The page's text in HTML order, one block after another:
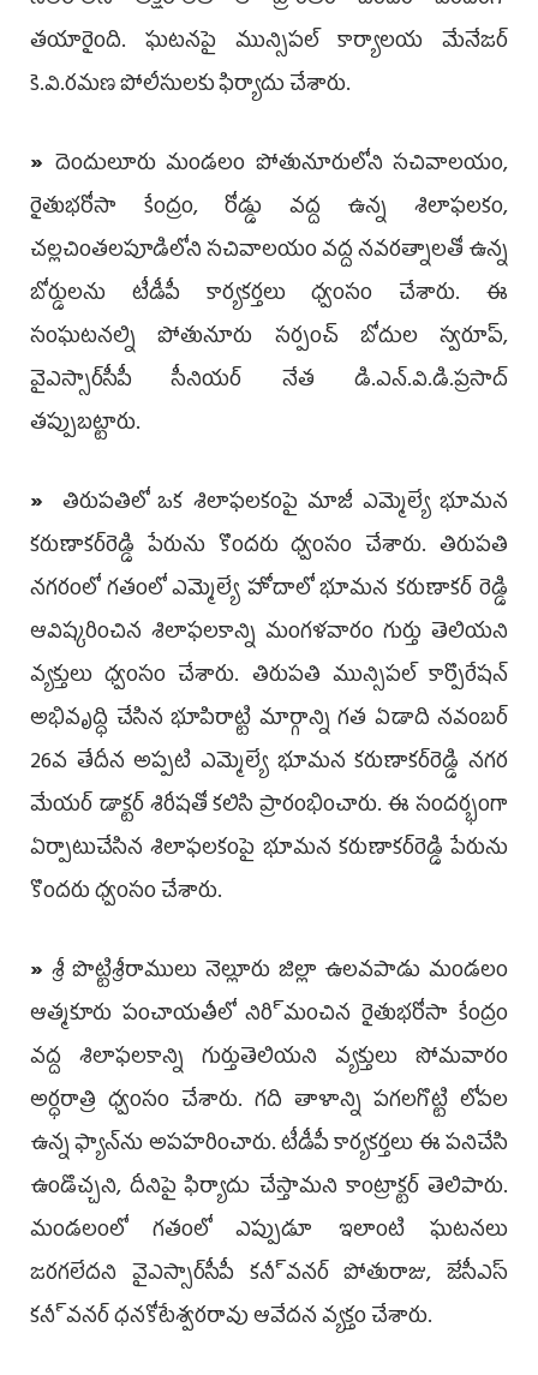
తయారైంది. ఘటనపై మున్సిపల్‌ కార్యా­ల­య మేనేజర్‌
కె.వి.రమణ పోలీసులకు ఫిర్యా­దు చేశారు.
» దెందులూరు మండలం పోతునూరులోని సచివాలయం,
రైతుభరోసా కేంద్రం, రోడ్డు వద్ద ఉన్న శిలాఫలకం,
చల్లచింతలపూడిలోని సచివాలయం వద్ద నవరత్నాలతో ఉన్న
బోర్డులను టీడీపీ కార్యకర్తలు ధ్వంసం చేశారు. ఈ
సంఘటనల్ని పోతునూరు సర్పంచ్‌ బోదుల స్వరూప్,
వైఎస్సార్‌సీపీ సీనియర్‌ నేత డి.ఎన్‌.వి.డి.ప్రసాద్‌
తప్పుబట్టారు.
» తిరుపతిలో ఒక శిలాఫలకంపై మాజీ ఎమ్మెల్యే భూమన
కరుణాకర్‌రెడ్డి పేరును కొందరు ధ్వంసం చేశారు. తిరుపతి
నగరంలో గతంలో ఎమ్మెల్యే హోదాలో భూమన కరుణాకర్‌ రెడ్డి
ఆవిష్కరించిన శిలాఫలకాన్ని మంగళవారం గుర్తు తెలియని
వ్యక్తులు ధ్వంసం చేశారు. తిరుపతి మున్సిపల్‌ కార్పొరేషన్‌
అభివృద్ధి చేసిన భూపిరాట్టి మార్గాన్ని గత ఏడాది నవంబర్‌
26వ తేదీన అప్పటి ఎమ్మెల్యే భూమన కరుణాకర్‌రెడ్డి నగర
మేయర్‌ డాక్టర్‌ శిరీషతో కలిసి ప్రారంభించారు. ఈ సందర్భంగా
ఏర్పాటుచేసిన శిలాఫలకంపై భూమన కరుణాకర్‌రెడ్డి పేరును
కొందరు ధ్వంసం చేశారు.
» శ్రీ పొట్టిశ్రీరాములు నెల్లూరు జిల్లా ఉలవపాడు మండలం
ఆత్మకూరు పంచాయతీలో నిరి్మంచిన రైతుభరోసా కేంద్రం
వద్ద శిలాఫలకాన్ని గుర్తుతెలియని వ్యక్తులు సోమవారం
అర్ధరాత్రి ధ్వంసం చేశారు. గది తాళాన్ని పగలగొట్టి లోపల
ఉన్న ఫ్యాన్‌ను అపహరించారు. టీడీపీ కార్యకర్తలు ఈ పనిచేసి
ఉండొచ్చని, దీనిపై ఫిర్యాదు చేస్తామని కాంట్రాక్టర్‌ తెలిపారు.
మండలంలో గతంలో ఎప్పుడూ ఇలాంటి ఘటనలు
జరగలేదని వైఎస్సార్‌సీపీ కనీ్వనర్‌ పోతురాజు, జేసీఎస్‌
కనీ్వనర్‌ ధనకోటేశ్వరరావు ఆవేదన వ్యక్తం చేశారు.